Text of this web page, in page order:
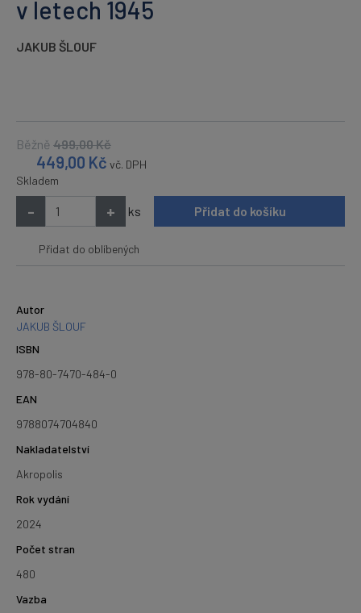
v letech 1945
JAKUB ŠLOUF
Běžně 499,00Kč
449,00 Kč vč. DPH
Skladem
- + ks Přidat do košíku
Přidat do oblíbených
Autor
JAKUB ŠLOUF
ISBN
978-80-7470-484-0
EAN
9788074704840
Nakladatelství
Akropolis
Rok vydání
2024
Počet stran
480
Vazba